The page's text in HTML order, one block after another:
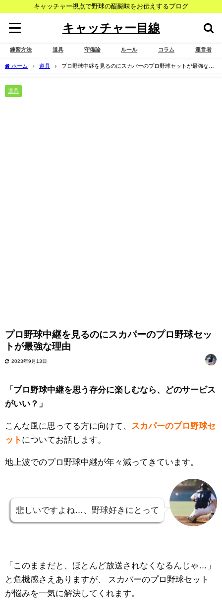
キャッチャー視点で野球の醍醐味をお伝えするブログ
キャッチャー目線
練習方法 道具 守備論 ルール コラム 運営者
ホーム 道具
プロ野球中継を見るのにスカパーのプロ野球セットが最強な理
道具
プロ野球中継を見るのにスカパーのプロ野球セッ
トが最強な理由
2023年9月13日
「プロ野球中継を思う存分に楽しむなら、どのサービス
がいい？」
こんな風に思ってる方に向けて、
スカパーのプロ野球セ
ット についてお話します。
地上波でのプロ野球中継が年々減ってきています。
悲しいですよね…、野球好きにとって
「このままだと、ほとんど放送されなくなるんじゃ…」
と危機感さえありますが、
スカパーのプロ野球セット
が悩みを一気に解決してくれます。